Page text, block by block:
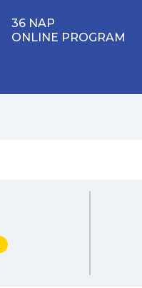
36 NAP
ONLINE PROGRAM